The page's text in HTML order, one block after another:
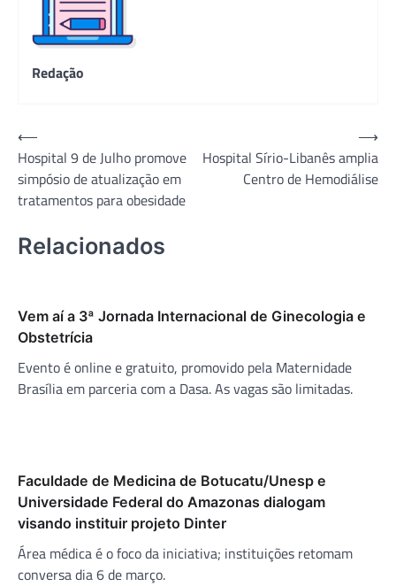
Redação
Navegação
de
Post
⟵
Hospital 9 de Julho promove
simpósio de atualização em
tratamentos para obesidade
Hospital Sírio-Libanês amplia
Centro de Hemodiálise
⟶
Relacionados
Vem aí a 3ª Jornada Internacional de Ginecologia e
Obstetrícia
Evento é online e gratuito, promovido pela Maternidade
Brasília em parceria com a Dasa. As vagas são limitadas.
Faculdade de Medicina de Botucatu/Unesp e
Universidade Federal do Amazonas dialogam
visando instituir projeto Dinter
Área médica é o foco da iniciativa; instituições retomam
conversa dia 6 de março.